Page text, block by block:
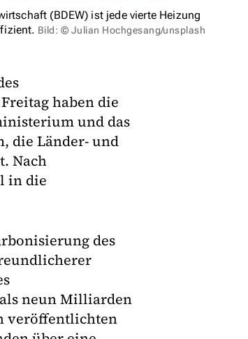
(BDEW) ist jede vierte Heizung
Bild: © Julian Hochgesang/unsplash
haben die
und das
die Länder- und
Nach
in die
des
neun Milliarden
veröffentlichten